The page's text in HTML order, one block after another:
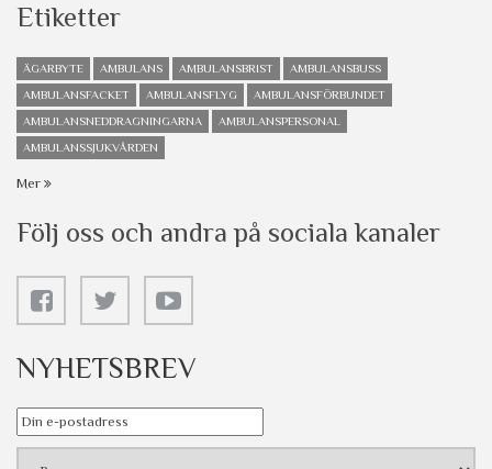
Etiketter
ÄGARBYTE AMBULANS AMBULANSBRIST
AMBULANSBUSS
AMBULANSFACKET
AMBULANSFLYG
AMBULANSFÖRBUNDET
AMBULANSNEDDRAGNINGARNA
AMBULANSPERSONAL
AMBULANSSJUKVÅRDEN
Mer
Följ oss och andra på sociala kanaler
NYHETSBREV